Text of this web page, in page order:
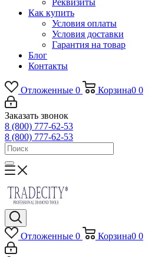
Реквизиты
Как купить
Условия оплаты
Условия доставки
Гарантия на товар
Блог
Контакты
Отложенные 0 Корзина0 0
Заказать звонок
8 (800) 777-62-53
8 (800) 777-62-53
Отложенные 0 Корзина0 0